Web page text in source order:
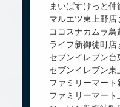
まいばすけっと
マルエツ東上野
ココスナカムラ
ライフ新御徒町
セブンイレブン
セブンイレブン
ファミリーマー
ファミリーマー